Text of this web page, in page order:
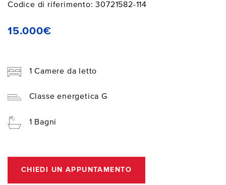
Codice di riferimento: 30721582-114
15.000€
1 Camere da letto
Classe energetica G
1 Bagni
CHIEDI UN APPUNTAMENTO